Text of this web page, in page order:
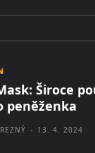
Široce
peněženka
- 13. 4. 2024